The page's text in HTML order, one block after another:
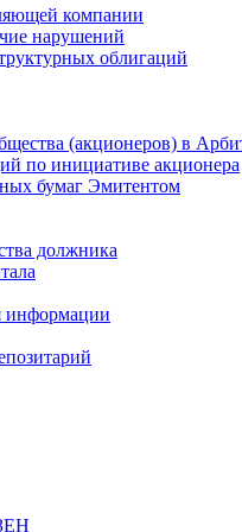
компании
нарушений
облигаций
(акционеров) в
по инициативе акционера
бумаг Эмитентом
должника
информации